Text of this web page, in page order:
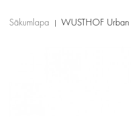
Sākumlapa WUSTHOF Urban